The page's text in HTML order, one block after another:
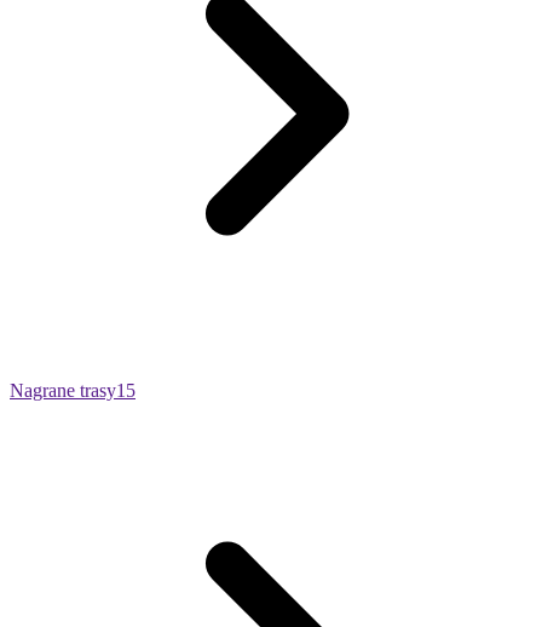
Nagrane trasy15